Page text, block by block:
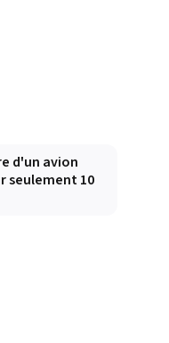
d'un avion
seulement 10